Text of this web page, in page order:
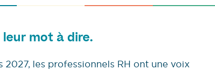
leur mot à dire.
les professionnels RH ont une voix